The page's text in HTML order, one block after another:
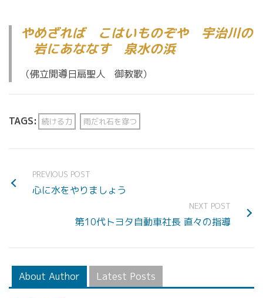
やめざれば こはいものぞや 宇治川の
岩にあななす 泉水の浜
（佛立開導日扇聖人 御教歌）
TAGS: 続ける力 雨だれ石を穿つ
PREVIOUS POST
心に水をやりましょう
NEXT POST
第10代トヨタ自動車社長 直々の指導
About Author Latest Posts